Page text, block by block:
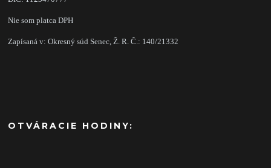
Nie som platca DPH
Zapísaná v: Okresný súd Senec, Ž. R. Č.: 140/21332
OTVÁRACIE HODINY: